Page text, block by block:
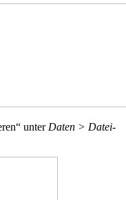
unter Daten > Datei-